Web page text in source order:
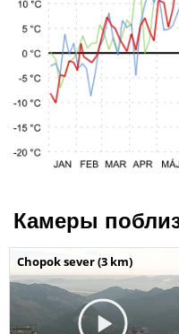
Камеры
Chopok sever (3 km)